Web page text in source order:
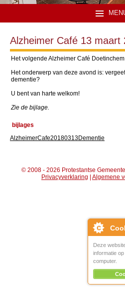
Deze
informatie
computer.
Alzheimer Café 13 maart
Het volgende Alzheimer Café
Het onderwerp van deze avond is:
dementie?
U bent van harte welkom!
Zie de bijlage.
bijlages
AlzheimerCafe20180313Dementie
© 2008 - 2026 Protestantse
Privacyverklaring | Algemene